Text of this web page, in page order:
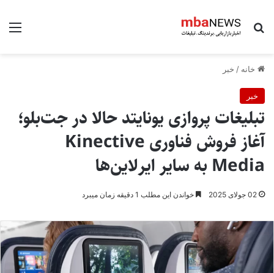
جستجو برای
خانه / خبر
خبر
تبلیغات پروازی یونایتد حالا در جت‌بلو؛
آغاز فروش فناوری Kinective
Media به سایر ایرلاین‌ها
02 جولای 2025 خواندن این مطلب 1 دقیقه زمان میبرد